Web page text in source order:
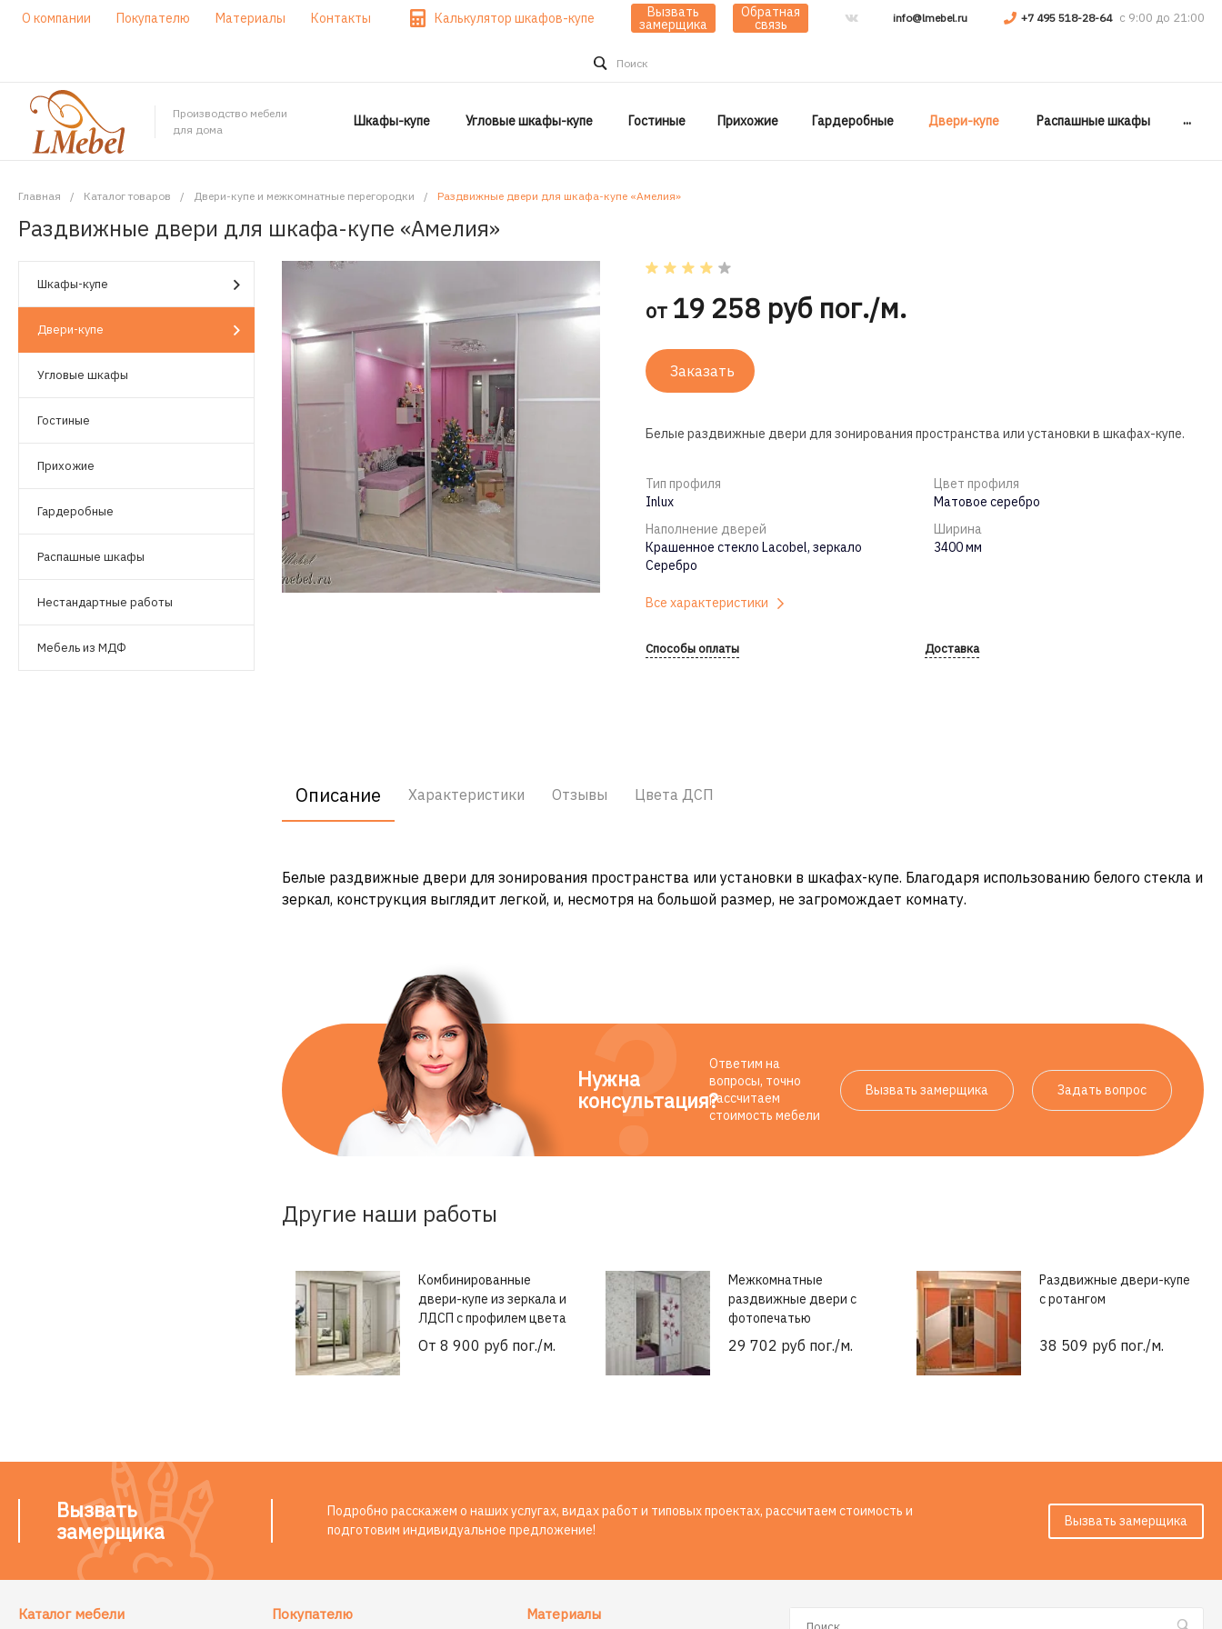
О компании Покупателю Материалы Контакты Калькулятор шкафов-купе Вызвать
замерщика
Обратная
связь info@lmebel.ru +7 495 518-28-64
Поиск
Производство мебели
для дома
Шкафы-купе Угловые шкафы-купе Гостиные Прихожие Гардеробные Двери-купе Распашные шкафы ...
Главная / Каталог товаров / Двери-купе и межкомнатные перегородки / Раздвижные двери для шкафа-купе «Амелия»
Раздвижные двери для шкафа-купе «Амелия»
Шкафы-купе
Двери-купе
Угловые шкафы
Гостиные
Прихожие
Гардеробные
Распашные шкафы
Нестандартные работы
Мебель из МДФ
от 19 258 руб пог./м.
Заказать
Белые раздвижные двери для зонирования пространства или установки в шкафах-купе.
Тип профиля
Inlux
Цвет профиля
Матовое серебро
Наполнение дверей
Крашенное стекло Lacobel, зеркало
Серебро
Ширина
3400 мм
Все характеристики
Способы оплаты Доставка
Описание Характеристики Отзывы Цвета ДСП
Белые раздвижные двери для зонирования пространства или установки в шкафах-купе. Благодаря использованию белого стекла и
зеркал, конструкция выглядит легкой, и, несмотря на большой размер, не загромождает комнату.
Нужна
консультация?
Ответим на
вопросы, точно
рассчитаем
стоимость мебели
Вызвать замерщика Задать вопрос
Другие наши работы
Комбинированные
двери-купе из зеркала и
ЛДСП с профилем цвета
шампань
От 8 900 руб пог./м.
Межкомнатные
раздвижные двери с
фотопечатью
29 702 руб пог./м.
Раздвижные двери-купе
с ротангом
38 509 руб пог./м.
Вызвать
замерщика
Подробно расскажем о наших услугах, видах работ и типовых проектах, рассчитаем стоимость и
подготовим индивидуальное предложение!
Вызвать замерщика
Каталог мебели Покупателю Материалы